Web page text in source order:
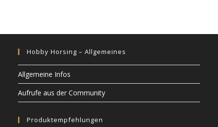
Hobby Horsing – Allgemeines
Allgemeine Infos
Aufrufe aus der Community
Produktempfehlungen